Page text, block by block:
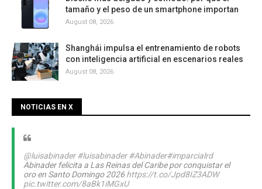
tamaño y el peso de un smartphone importan
August 08, 2026
Shanghái impulsa el entrenamiento de robots
con inteligencia artificial en escenarios reales
August 08, 2026
NOTICIAS EN X
@luisabinader #luisabinader #Abinader#imparcialrd
Abinader felicita a Las Reinas del Caribe por conquistar el
oro en Santo Domingo 2026 https://t.co/Jpd8IZ3ADW
pic.twitter.com/8aBk1iMGxU